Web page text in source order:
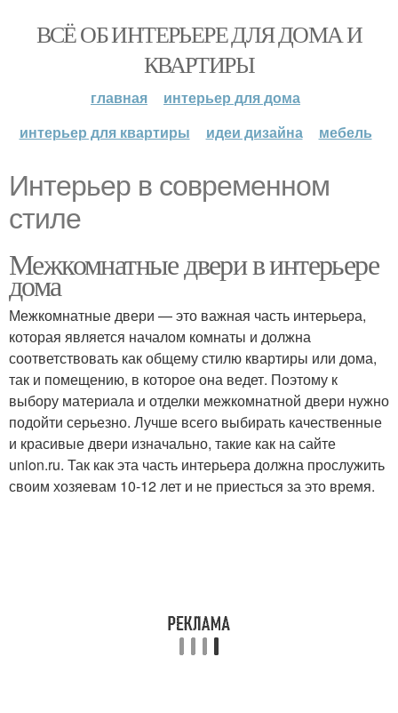
ВСЁ ОБ ИНТЕРЬЕРЕ ДЛЯ ДОМА И
КВАРТИРЫ
главная
интерьер для дома
интерьер для квартиры
идеи дизайна мебель
Интерьер в современном
стиле
Межкомнатные двери в интерьере
дома
Межкомнатные двери — это важная часть интерьера,
которая является началом комнаты и должна
соответствовать как общему стилю квартиры или дома,
так и помещению, в которое она ведет. Поэтому к
выбору материала и отделки межкомнатной двери нужно
подойти серьезно. Лучше всего выбирать качественные
и красивые двери изначально, такие как на сайте
union.ru. Так как эта часть интерьера должна прослужить
своим хозяевам 10-12 лет и не приесться за это время.